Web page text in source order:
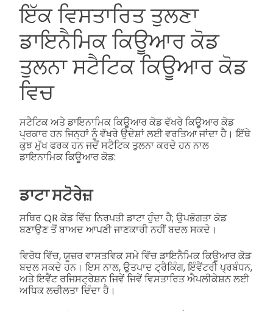
ਇੱਕ ਵਿਸਤਾਰਿਤ ਤੁਲਣਾ
ਡਾਇਨੈਮਿਕ ਕਿਊਆਰ ਕੋਡ
ਤੁਲਨਾ ਸਟੈਟਿਕ ਕਿਊਆਰ ਕੋਡ
ਵਿਚ
ਸਟੈਟਿਕ ਅਤੇ ਡਾਇਨਾਮਿਕ ਕਿਊਆਰ ਕੋਡ ਵੱਖਰੇ ਕਿਊਆਰ ਕੋਡ
ਪ੍ਰਕਾਰ ਹਨ ਜਿਨ੍ਹਾਂ ਨੂੰ ਵੱਖਰੇ ਉਦੇਸ਼ਾਂ ਲਈ ਵਰਤਿਆ ਜਾਂਦਾ ਹੈ। ਇੱਥੇ
ਕੁਝ ਮੁੱਖ ਫਰਕ ਹਨ ਜਦੋਂ ਸਟੈਟਿਕ ਤੁਲਨਾ ਕਰਦੇ ਹਨ ਨਾਲ
ਡਾਇਨਾਮਿਕ ਕਿਊਆਰ ਕੋਡ:
ਡਾਟਾ ਸਟੋਰੇਜ਼
ਸਥਿਰ QR ਕੋਡ ਵਿੱਚ ਨਿਰਪਤੀ ਡਾਟਾ ਹੁੰਦਾ ਹੈ; ਉਪਭੋਗਤਾ ਕੋਡ
ਬਣਾਉਣ ਤੋਂ ਬਾਅਦ ਆਪਣੀ ਜਾਣਕਾਰੀ ਨਹੀਂ ਬਦਲ ਸਕਦੇ।
ਵਿਰੋਧ ਵਿੱਚ, ਯੂਜ਼ਰ ਵਾਸਤਵਿਕ ਸਮੇ ਵਿੱਚ ਡਾਇਨੈਮਿਕ ਕਿਊਆਰ ਕੋਡ
ਬਦਲ ਸਕਦੇ ਹਨ। ਇਸ ਨਾਲ, ਉਤਪਾਦ ਟ੍ਰੈਕਿੰਗ, ਇੰਵੈਂਟਰੀ ਪ੍ਰਬੰਧਨ,
ਅਤੇ ਇਵੈਂਟ ਰਜਿਸਟ੍ਰੇਸ਼ਨ ਜਿਵੇਂ ਜਿਵੇਂ ਵਿਸਤਾਰਿਤ ਐਪਲੀਕੇਸ਼ਨ ਲਈ
ਅਧਿਕ ਲਚੀਲਤਾ ਦਿੰਦਾ ਹੈ।